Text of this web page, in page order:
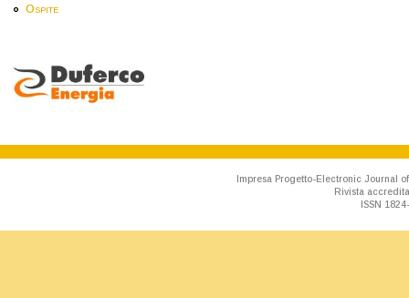
Ospite
Impresa Progetto-Electronic Journal
Rivista
ISSN